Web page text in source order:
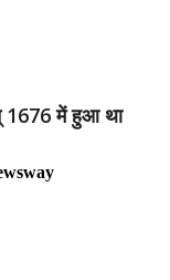
1676 में हुआ था